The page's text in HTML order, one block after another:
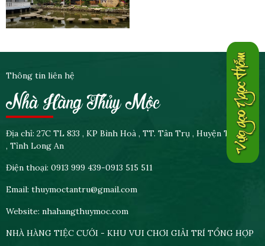
Thông tin liên hệ
Nhà Hàng Thủy Mộc
Địa chỉ: 27C TL 833 , KP Bình Hoà , TT. Tân Trụ , Huyện Tân Trụ
, Tỉnh Long An
Điện thoại: 0913 999 439-0913 515 511
Email: thuymoctantru@gmail.com
Website: nhahangthuymoc.com
NHÀ HÀNG TIỆC CƯỚI - KHU VUI CHƠI GIẢI TRÍ TỔNG HỢP